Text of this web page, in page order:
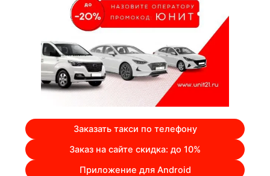
Заказать такси по телефону
Заказ на сайте скидка: до 10%
Приложение для Android